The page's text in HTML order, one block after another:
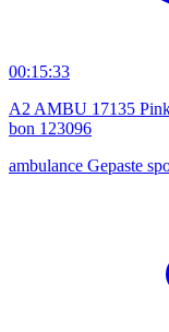
00:15:33
A2 AMBU 17135
bon 123096
ambulance Gepaste